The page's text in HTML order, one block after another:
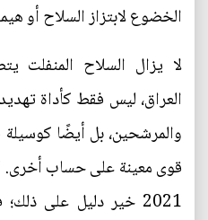
الخضوع لابتزاز السلاح أو
لا يزال السلاح المنفلت
العراق، ليس فقط كأداة
والمرشحين، بل أيضًا
قوى معينة على حساب أخرى.
2021 خير دليل على